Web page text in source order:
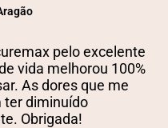
pelo excelente
vida melhorou 100%
As dores que me
ter diminuído
Obrigada!